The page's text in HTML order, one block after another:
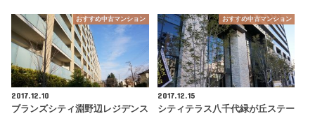
おすすめ中古マンション
2017.12.10
ブランズシティ淵野辺レジデンス
おすすめ中古マンション
2017.12.15
シティテラス八千代緑が丘ステー